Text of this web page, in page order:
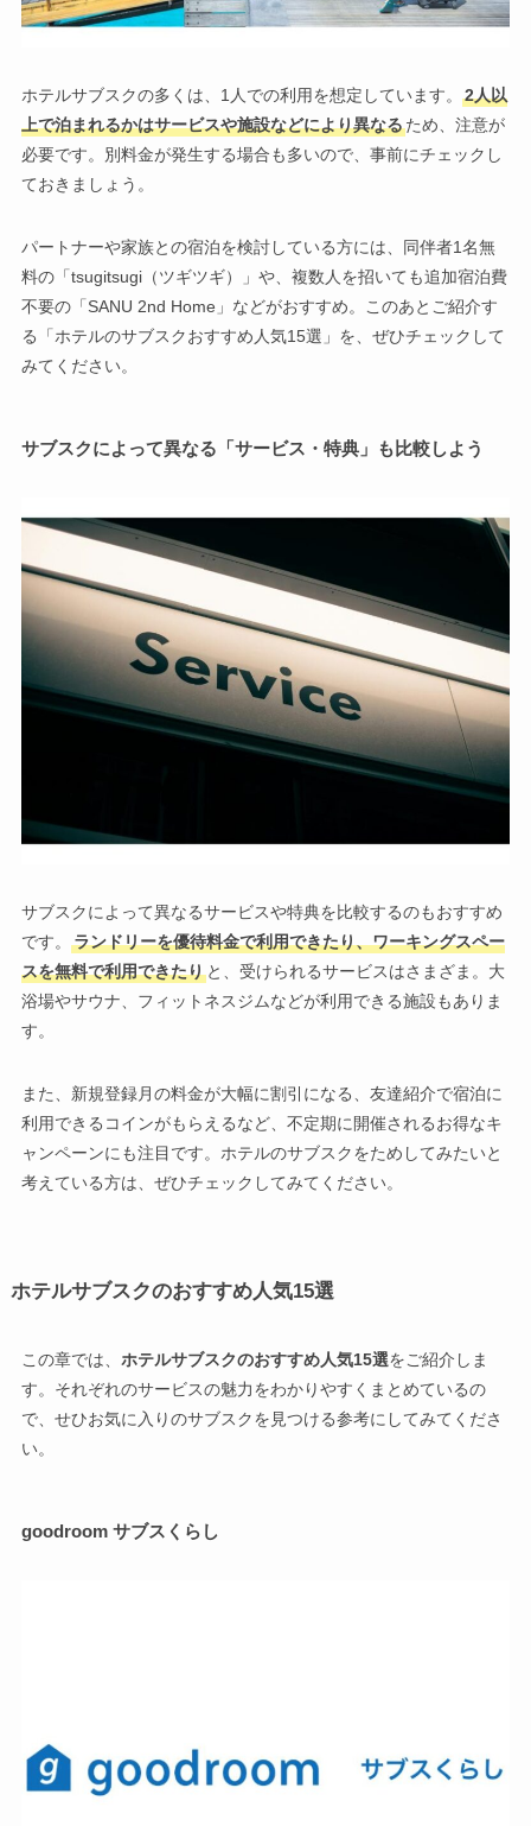
ホテルサブスクの多くは、1人での利用を想定しています。
2人以
上で泊まれるかはサービスや施設などにより異なるため、注意が
必要です。別料金が発生する場合も多いので、事前にチェックし
ておきましょう。
パートナーや家族との宿泊を検討している方には、同伴者1名無
料の「tsugitsugi（ツギツギ）」や、複数人を招いても追加宿泊費
不要の「SANU 2nd Home」などがおすすめ。このあとご紹介す
る「ホテルのサブスクおすすめ人気15選」を、ぜひチェックして
みてください。
サブスクによって異なる「サービス・特典」も比較しよう
サブスクによって異なるサービスや特典を比較するのもおすすめ
です。
ランドリーを優待料金で利用できたり、ワーキングスペー
スを無料で利用できたりと、受けられるサービスはさまざま。大
浴場やサウナ、フィットネスジムなどが利用できる施設もありま
す。
また、新規登録月の料金が大幅に割引になる、友達紹介で宿泊に
利用できるコインがもらえるなど、不定期に開催されるお得なキ
ャンペーンにも注目です。ホテルのサブスクをためしてみたいと
考えている方は、ぜひチェックしてみてください。
ホテルサブスクのおすすめ人気15選
この章では、 ホテルサブスクのおすすめ人気15選をご紹介しま
す。それぞれのサービスの魅力をわかりやすくまとめているの
で、せひお気に入りのサブスクを見つける参考にしてみてくださ
い。
goodroom サブスくらし